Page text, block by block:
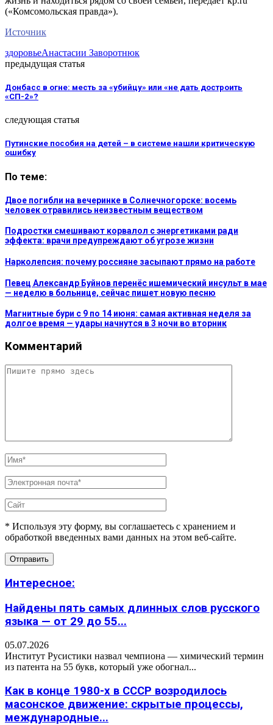
(«Комсомольская правда»).
Источник
здоровьеАнастасии Заворотнюк
предыдущая статья
Донбасс в огне: месть за «убийцу» или «не дать достроить
«СП-2»?
следующая статья
Путинские пособия на детей – в системе нашли критическую
ошибку
По теме:
Двое погибли на вечеринке в Солнечногорске: восемь
человек отравились неизвестным веществом
Подростки смешивают корвалол с энергетиками ради
эффекта: врачи предупреждают об угрозе жизни
Нарколепсия: почему россияне засыпают прямо на работе
Певец Александр Буйнов перенёс ишемический инсульт в мае
— неделю в больнице, сейчас пишет новую песню
Магнитные бури с 9 по 14 июня: самая активная неделя за
долгое время — удары начнутся в 3 ночи во вторник
Комментарий
* Используя эту форму, вы соглашаетесь с хранением и
обработкой введенных вами данных на этом веб-сайте.
Интересное:
Найдены пять самых длинных слов русского
языка — от 29 до 55...
05.07.2026
Институт Русистики назвал чемпиона — химический термин
из патента на 55 букв, который уже обогнал...
Как в конце 1980-х в СССР возродилось
масонское движение: скрытые процессы,
международные...